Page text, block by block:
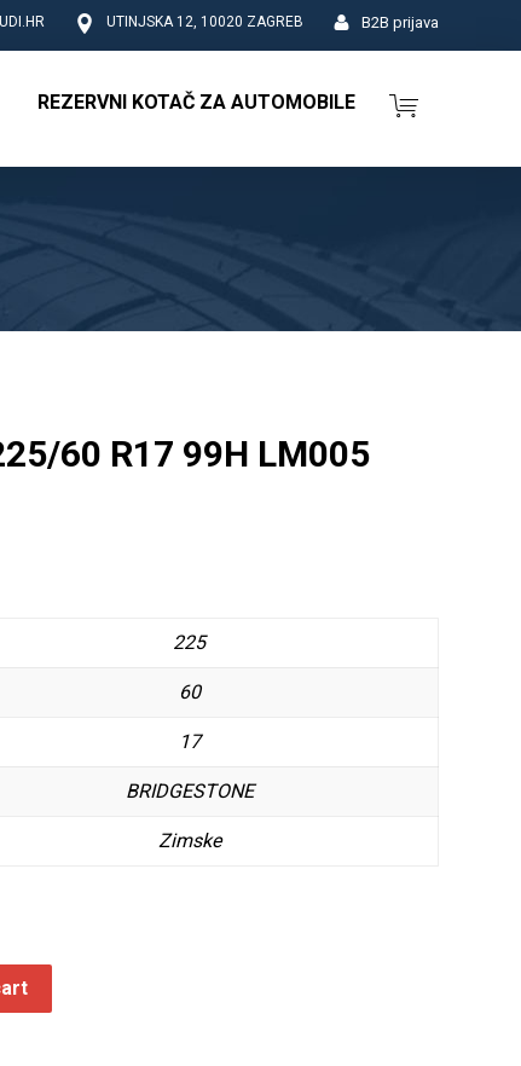
B2B prijava
UTINJSKA 12, 10020 ZAGREB
REZERVNI KOTAČ ZA AUTOMOBILE
60 R17 99H LM005
225
60
17
BRIDGESTONE
Zimske